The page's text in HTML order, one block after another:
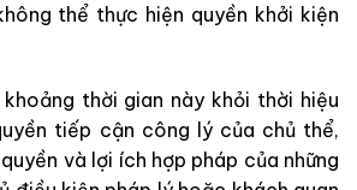
thể thực hiện quyền khởi kiện
thời gian này khỏi thời hiệu
tiếp cận công lý của chủ thể,
và lợi ích hợp pháp của những